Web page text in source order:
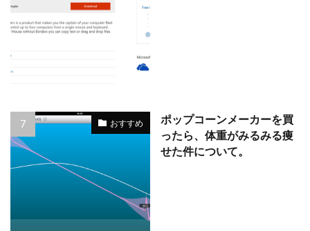
おすすめ
ポップコーンメーカーを買
ったら、体重がみるみる痩
せた件について。